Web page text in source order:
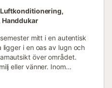
Luftkonditionering,
Handdukar
mitt i en autentisk
ligger i en oas av lugn och
över området.
eller vänner. Inom
livet. Efter en 15-minuters